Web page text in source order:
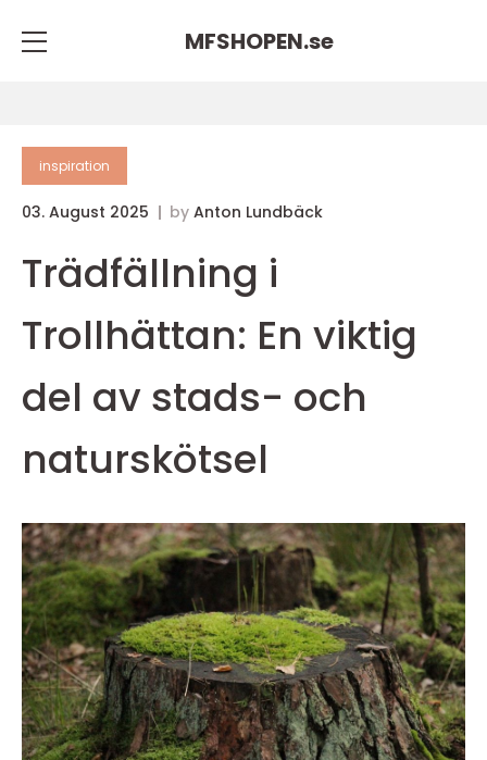
MFSHOPEN.se
inspiration
03. August 2025 by Anton Lundbäck
Trädfällning i
Trollhättan: En viktig
del av stads- och
naturskötsel